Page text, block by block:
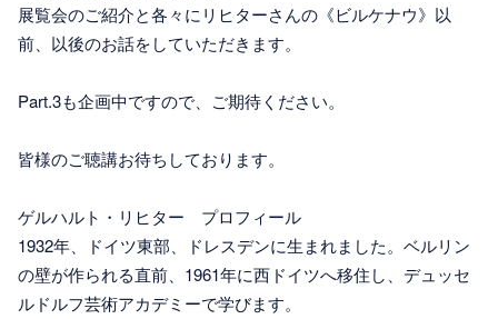
展覧会のご紹介と各々にリヒターさんの《ビルケナウ》以
前、以後のお話をしていただきます。
Part.3も企画中ですので、ご期待ください。
皆様のご聴講お待ちしております。
ゲルハルト・リヒター プロフィール
1932年、ドイツ東部、ドレスデンに生まれました。ベルリン
の壁が作られる直前、1961年に西ドイツへ移住し、デュッセ
ルドルフ芸術アカデミーで学びます。